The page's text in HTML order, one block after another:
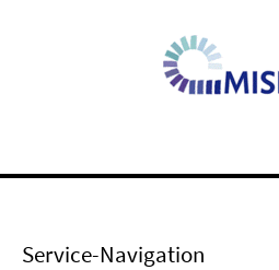
Service-Navigation